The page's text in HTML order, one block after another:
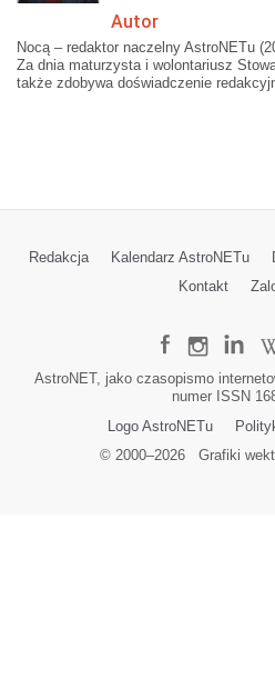
Autor
Nocą – redaktor naczelny AstroNETu
Za dnia maturzysta i wolontariusz
także zdobywa doświadczenie
Redakcja Kalendarz AstroNETu
Kontakt
AstroNET, jako czasopismo
numer ISSN
Logo AstroNETu
© 2000–2026Grafiki